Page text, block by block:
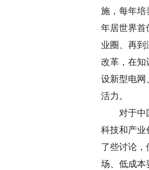
施，每年培
年居世界首
业圈、再到
改革，在知
设新型电网
活力。
对于中国
科技和产业
了些讨论，
场、低成本